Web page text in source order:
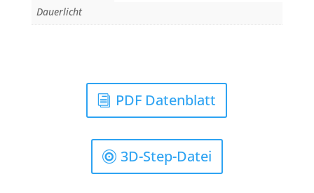
Dauerlicht
PDF Datenblatt
3D-Step-Datei